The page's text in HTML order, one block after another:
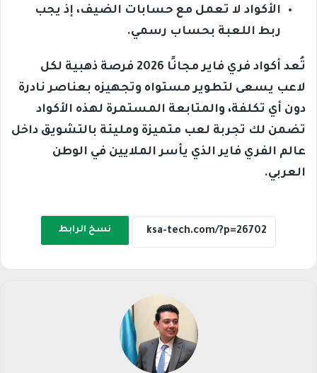
الأكواد لا تعمل مع حسابات الضيف، إذ يجب
ربط اللعبة بحساب رسمي.
تُعد أكواد فري فاير مجانًا 2026 فرصة ذهبية لكل
لاعب يسعى لتطوير مستواه وتجهيزه بعناصر نادرة
دون أي تكلفة، والمتابعة المستمرة لهذه الأكواد
تضمن لك تجربة لعب متميزة ومليئة بالتشويق داخل
عالم الفري فاير الذي يأسر الملايين في الوطن
العربي.
نسخ الرابط